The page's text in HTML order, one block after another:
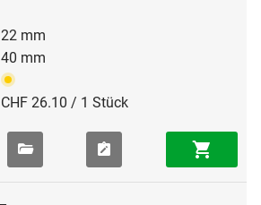
22 mm
40 mm
CHF 26.10 / 1 Stück